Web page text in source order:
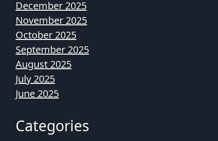
December 2025
November 2025
October 2025
September 2025
August 2025
July 2025
June 2025
Categories